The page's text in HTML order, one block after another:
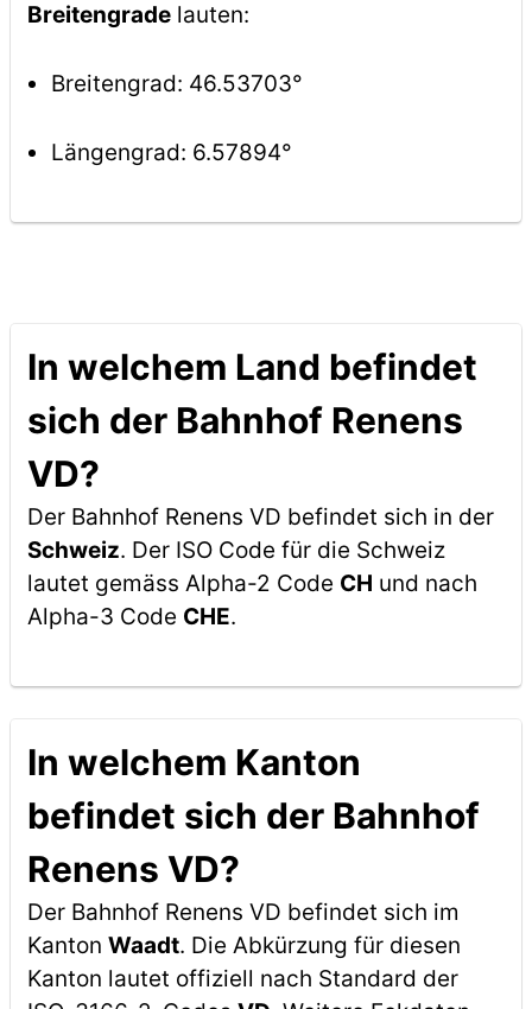
Breitengradelauten:
Breitengrad: 46.53703°
Längengrad: 6.57894°
In welchem Land befindet
sich der Bahnhof Renens
VD?
Der Bahnhof Renens VD befindet sich in der
Schweiz. Der ISO Code für die Schweiz
lautet gemäss Alpha-2 Code CH und nach
Alpha-3 Code CHE.
In welchem Kanton
befindet sich der Bahnhof
Renens VD?
Der Bahnhof Renens VD befindet sich im
Kanton Waadt. Die Abkürzung für diesen
Kanton lautet offiziell nach Standard der